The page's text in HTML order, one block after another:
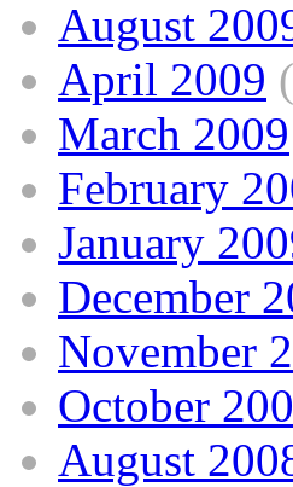
August
April 2009
March 2009
February
January
December
November
October
August